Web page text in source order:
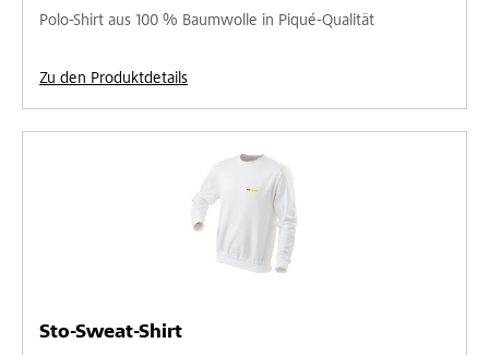
Polo-Shirt aus 100 % Baumwolle in Piqué-Qualität
Zu den Produktdetails
Sto-Sweat-Shirt